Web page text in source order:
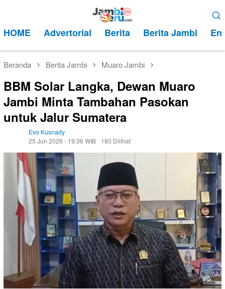
kontenMobile
HOME Advertorial Berita Berita Jambi
Beranda Berita Jambi Muaro Jambi
BBM Solar Langka, Dewan Muaro
Jambi Minta Tambahan Pasokan
untuk Jalur Sumatera
Evo Kusnady
25 Jun 2026 - 19:36 WIB
180 Dilihat